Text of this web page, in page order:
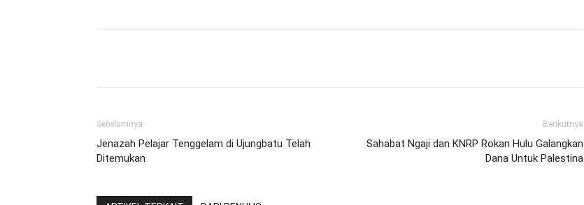
Sebelumnya
Jenazah Pelajar Tenggelam di Ujungbatu Telah
Ditemukan
Berikutnya
Sahabat Ngaji dan KNRP Rokan Hulu Galangkan
Dana Untuk Palestina